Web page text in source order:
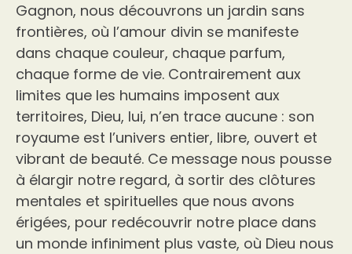
Gagnon, nous découvrons un jardin sans
frontières, où l’amour divin se manifeste
dans chaque couleur, chaque parfum,
chaque forme de vie. Contrairement aux
limites que les humains imposent aux
territoires, Dieu, lui, n’en trace aucune : son
royaume est l’univers entier, libre, ouvert et
vibrant de beauté. Ce message nous pousse
à élargir notre regard, à sortir des clôtures
mentales et spirituelles que nous avons
érigées, pour redécouvrir notre place dans
un monde infiniment plus vaste, où Dieu nous